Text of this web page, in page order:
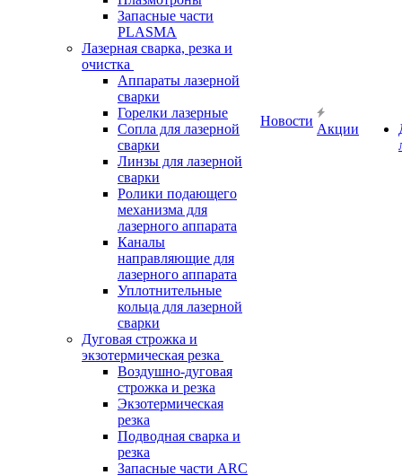
Запасные части
PLASMA
Лазерная сварка, резка и
очистка
Аппараты лазерной
сварки
Горелки лазерные
Сопла для лазерной
сварки
Линзы для лазерной
сварки
Ролики подающего
механизма для
лазерного аппарата
Каналы
направляющие для
лазерного аппарата
Уплотнительные
кольца для лазерной
сварки
Дуговая строжка и
экзотермическая резка
Воздушно-дуговая
строжка и резка
Экзотермическая
резка
Подводная сварка и
резка
Запасные части ARC
Новости
Акции